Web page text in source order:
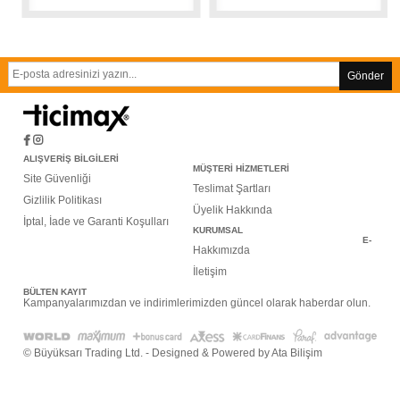
Gönder
ALIŞVERİŞ BİLGİLERİ
Site Güvenliği
Gizlilik Politikası
İptal, İade ve Garanti Koşulları
MÜŞTERİ HİZMETLERİ
Teslimat Şartları
Üyelik Hakkında
KURUMSAL
Hakkımızda
İletişim
E-
BÜLTEN KAYIT
Kampanyalarımızdan ve indirimlerimizden güncel olarak haberdar olun.
© Büyüksarı Trading Ltd. - Designed & Powered by Ata Bilişim